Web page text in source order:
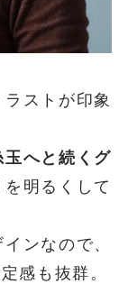
ストが印象
へと続くグ
明るくして
ンなので、
感も抜群。